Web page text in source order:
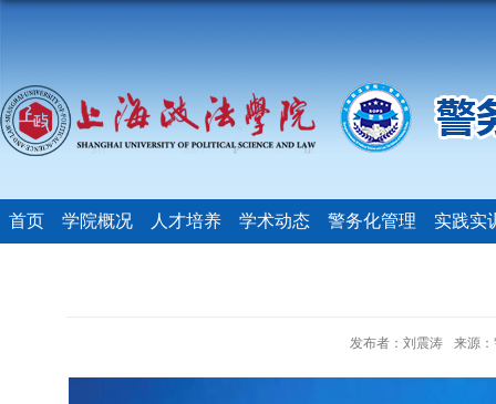
首页 学院概况 人才培养 学术动态 警务化管理 实践实
发布者：刘震涛 来源